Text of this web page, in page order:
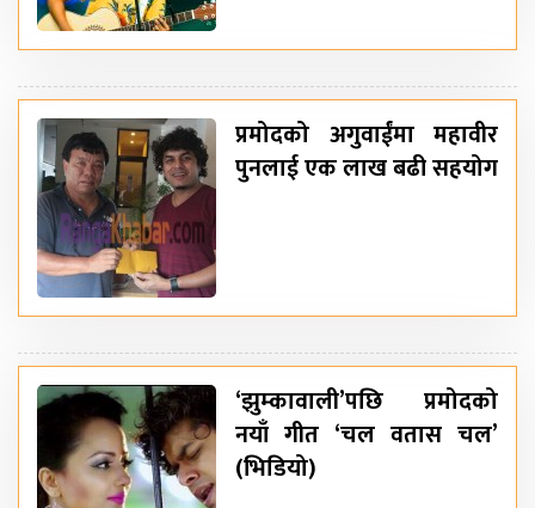
प्रमोदको अगुवाईंमा महावीर
पुनलाई एक लाख बढी सहयोग
‘झुम्कावाली’पछि प्रमोदको
नयाँ गीत ‘चल वतास चल’
(भिडियो)